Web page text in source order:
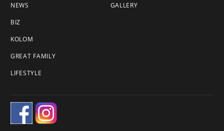
NEWS
BIZ
KOLOM
GREAT FAMILY
LIFESTYLE
GALLERY